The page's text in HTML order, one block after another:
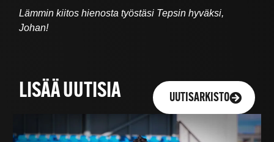
Lämmin kiitos hienosta työstäsi Tepsin hyväksi,
Johan!
LISÄÄ UUTISIA UUTISARKISTO